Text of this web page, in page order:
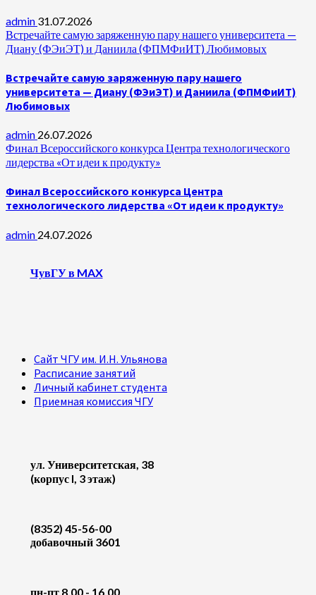
admin 31.07.2026
Встречайте самую заряженную пару нашего университета —
Диану (ФЭиЭТ) и Даниила (ФПМФиИТ) Любимовых
Встречайте самую заряженную пару нашего
университета — Диану (ФЭиЭТ) и Даниила (ФПМФиИТ)
Любимовых
admin 26.07.2026
Финал Всероссийского конкурса Центра технологического
лидерства «От идеи к продукту»
Финал Всероссийского конкурса Центра
технологического лидерства «От идеи к продукту»
admin 24.07.2026
ЧувГУ в MAX
Сайт ЧГУ им. И.Н. Ульянова
Расписание занятий
Личный кабинет студента
Приемная комиссия ЧГУ
ул. Университетская, 38
(корпус I, 3 этаж)
(8352) 45-56-00
добавочный 3601
пн-пт 8.00 - 16.00